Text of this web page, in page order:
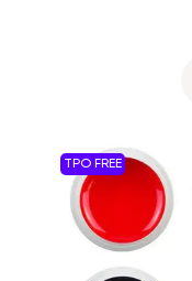
TPO FREE